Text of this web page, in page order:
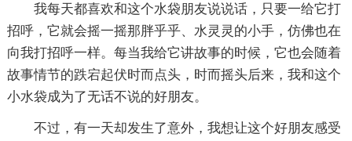
我每天都喜欢和这个水袋朋友说说话，只要一给它打
招呼，它就会摇一摇那胖乎乎、水灵灵的小手，仿佛也在
向我打招呼一样。每当我给它讲故事的时候，它也会随着
故事情节的跌宕起伏时而点头，时而摇头后来，我和这个
小水袋成为了无话不说的好朋友。
不过，有一天却发生了意外，我想让这个好朋友感受